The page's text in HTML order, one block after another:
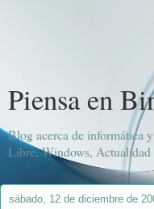
Piensa en
Blog acerca de informática
Libre, Windows,
sábado, 12 de diciembre de